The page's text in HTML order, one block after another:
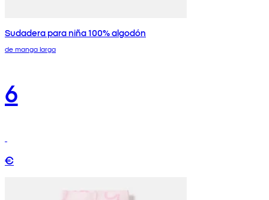
Sudadera para niña 100% algodón
de manga larga
6
€